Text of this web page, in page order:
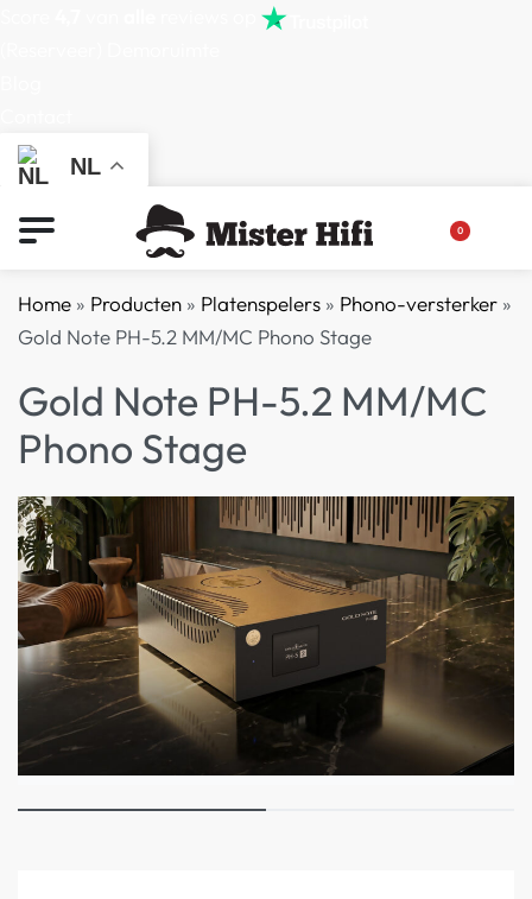
NL
0
Home » Producten » Platenspelers » Phono-versterker »
Gold Note PH-5.2 MM/MC Phono Stage
Gold Note PH-5.2 MM/MC
Phono Stage